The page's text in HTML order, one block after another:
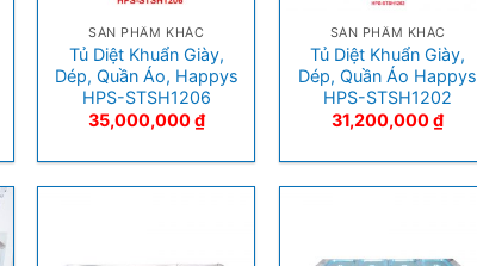
SẢN PHẨM KHÁC
Tủ Diệt Khuẩn Giày,
Dép, Quần Áo, Happys
HPS-STSH1206
35,000,000₫
SẢN PHẨM KHÁC
Tủ Diệt Khuẩn Giày,
Dép, Quần Áo Happys
HPS-STSH1202
31,200,000₫